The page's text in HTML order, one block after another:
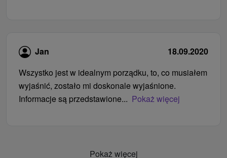
Jan
18.09.2020
Wszystko jest w idealnym porządku, to, co musiałem
wyjaśnić, zostało mi doskonale wyjaśnione.
Informacje są przedstawione... Pokaż więcej
Pokaż więcej